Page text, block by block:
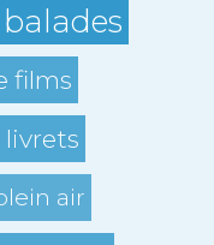
films
livrets
air